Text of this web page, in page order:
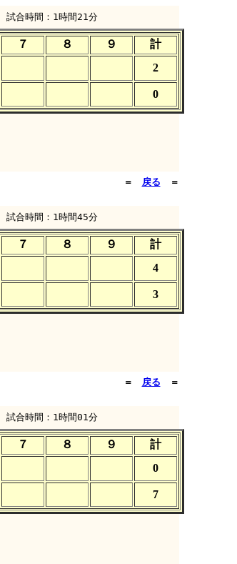
試合時間：1時間21分
７ ８ ９
計
2
0
＝ 戻る ＝
試合時間：1時間45分
７ ８ ９
計
4
3
＝ 戻る ＝
試合時間：1時間01分
７ ８ ９
計
0
7